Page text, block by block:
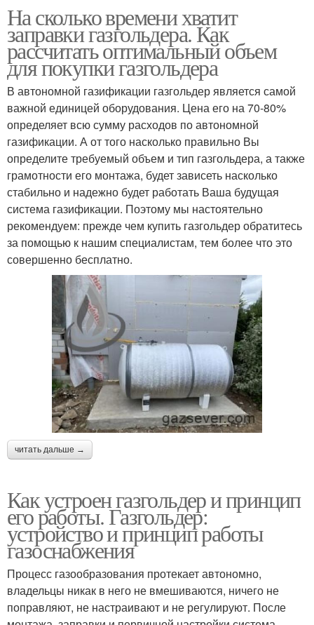
На сколько времени хватит
заправки газгольдера. Как
рассчитать оптимальный объем
для покупки газгольдера
В автономной газификации газгольдер является самой
важной единицей оборудования. Цена его на 70-80%
определяет всю сумму расходов по автономной
газификации. А от того насколько правильно Вы
определите требуемый объем и тип газгольдера, а также
грамотности его монтажа, будет зависеть насколько
стабильно и надежно будет работать Ваша будущая
система газификации. Поэтому мы настоятельно
рекомендуем: прежде чем купить газгольдер обратитесь
за помощью к нашим специалистам, тем более что это
совершенно бесплатно.
читать дальше →
Как устроен газгольдер и принцип
его работы. Газгольдер:
устройство и принцип работы
газоснабжения
Процесс газообразования протекает автономно,
владельцы никак в него не вмешиваются, ничего не
поправляют, не настраивают и не регулируют. После